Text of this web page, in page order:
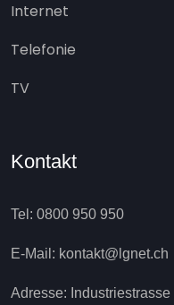
Internet
Telefonie
TV
Kontakt
Tel: 0800 950 950
E-Mail: kontakt@lgnet.ch
Adresse: Industriestrasse